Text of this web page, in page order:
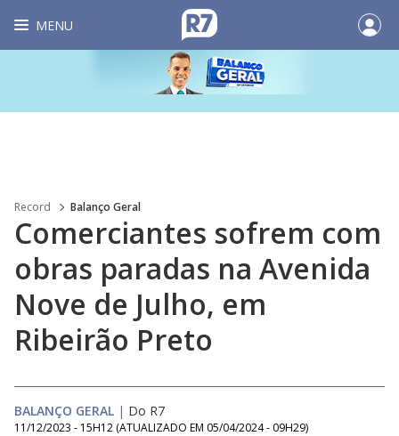
MENU
Record Balanço Geral
Comerciantes sofrem com
obras paradas na Avenida
Nove de Julho, em
Ribeirão Preto
BALANÇO GERAL | Do R7
11/12/2023 - 15H12 (ATUALIZADO EM 05/04/2024 - 09H29)